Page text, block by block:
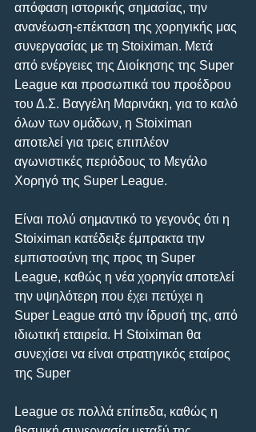
απόφαση ιστορικής σημασίας, την
ανανέωση-επέκταση της χορηγικής μας
συνεργασίας με τη Stoiximan. Μετά
από ενέργειες της Διοίκησης της Super
League και προσωπικά του προέδρου
του Δ.Σ. Βαγγέλη Μαρινάκη, για το καλό
όλων των ομάδων, η Stoiximan
αποτελεί για τρεις επιπλέον
αγωνιστικές περιόδους το Μεγάλο
Χορηγό της Super League.
Είναι πολύ σημαντικό το γεγονός ότι η
Stoiximan κατέδειξε έμπρακτα την
εμπιστοσύνη της προς τη Super
League, καθώς η νέα χορηγία αποτελεί
την υψηλότερη που έχει πετύχει η
Super League από την ίδρυσή της, από
ιδιωτική εταιρεία. Η Stoiximan θα
συνεχίσει να είναι στρατηγικός εταίρος
της Super
League σε πολλά επίπεδα, καθώς η